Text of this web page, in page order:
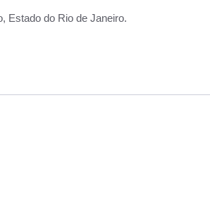
Estado do Rio de Janeiro.